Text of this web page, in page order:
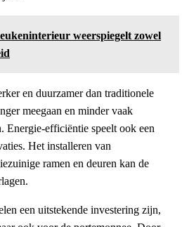
weerspiegelt zowel
en duurzamer dan traditionele
meegaan en minder vaak
Energie-efficiëntie speelt ook een
Het installeren van
ramen en deuren kan de
een uitstekende investering zijn,